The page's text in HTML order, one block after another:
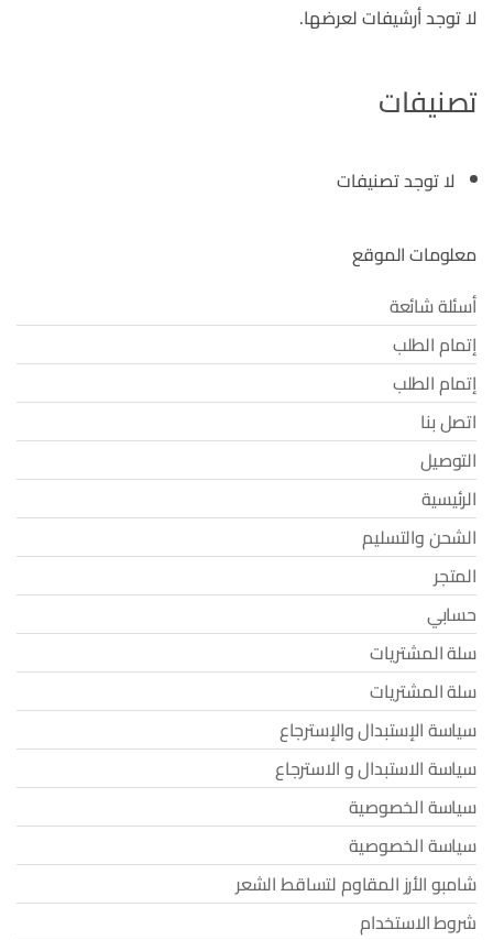
لا توجد أرشيفات لعرضها.
تصنيفات
لا توجد تصنيفات
معلومات الموقع
أسئلة شائعة
إتمام الطلب
إتمام الطلب
اتصل بنا
التوصيل
الرئيسية
الشحن والتسليم
المتجر
حسابي
سلة المشتريات
سلة المشتريات
سياسة الإستبدال والإسترجاع
سياسة الاستبدال و الاسترجاع
سياسة الخصوصية
سياسة الخصوصية
شامبو الأرز المقاوم لتساقط الشعر
شروط الاستخدام